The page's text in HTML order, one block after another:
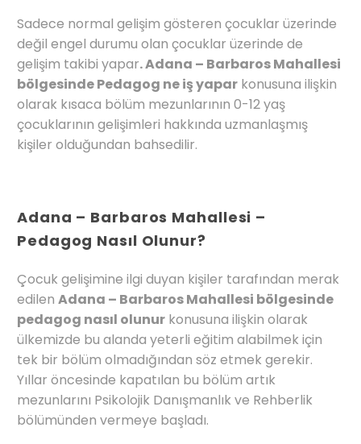
Sadece normal gelişim gösteren çocuklar üzerinde
değil engel durumu olan çocuklar üzerinde de
gelişim takibi yapar. Adana – Barbaros Mahallesi
bölgesinde Pedagog ne iş yapar konusuna ilişkin
olarak kısaca bölüm mezunlarının 0-12 yaş
çocuklarının gelişimleri hakkında uzmanlaşmış
kişiler olduğundan bahsedilir.
Adana – Barbaros Mahallesi –
Pedagog Nasıl Olunur?
Çocuk gelişimine ilgi duyan kişiler tarafından merak
edilen Adana – Barbaros Mahallesi bölgesinde
pedagog nasıl olunur konusuna ilişkin olarak
ülkemizde bu alanda yeterli eğitim alabilmek için
tek bir bölüm olmadığından söz etmek gerekir.
Yıllar öncesinde kapatılan bu bölüm artık
mezunlarını Psikolojik Danışmanlık ve Rehberlik
bölümünden vermeye başladı.